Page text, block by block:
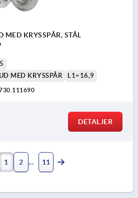
KRYSSPÅR, STÅL
MED KRYSSPÅR
L1=16,9
DETALJER
1 2 11